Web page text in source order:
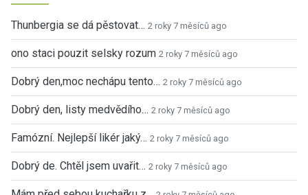
Thunbergia se dá pěstovat… 2 roky 7 měsíců ago
ono staci pouzit selsky rozum 2 roky 7 měsíců ago
Dobrý den,moc nechápu tento… 2 roky 7 měsíců ago
Dobrý den, listy medvědího… 2 roky 7 měsíců ago
Famózní. Nejlepší likér jaký… 2 roky 7 měsíců ago
Dobrý de. Chtěl jsem uvařit… 2 roky 7 měsíců ago